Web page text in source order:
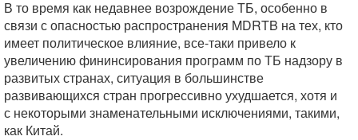
В то время как недавнее возрождение ТБ, особенно в
связи с опасностью распространения MDRTB на тех, кто
имеет политическое влияние, все-таки привело к
увеличению фининсирования программ по ТБ надзору в
развитых странах, ситуация в большинстве
развивающихся стран прогрессивно ухудшается, хотя и
с некоторыми знаменательными исключениями, такими,
как Китай.